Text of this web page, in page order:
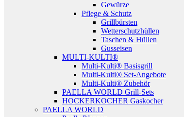
Gewürze
Pflege & Schutz
Grillbürsten
Wetterschutzhüllen
Taschen & Hüllen
Gusseisen
MULTI-KULTI®
Multi-Kulti® Basisgrill
Multi-Kulti® Set-Angebote
Multi-Kulti® Zubehör
PAELLA WORLD Grill-Sets
HOCKERKOCHER Gaskocher
PAELLA WORLD